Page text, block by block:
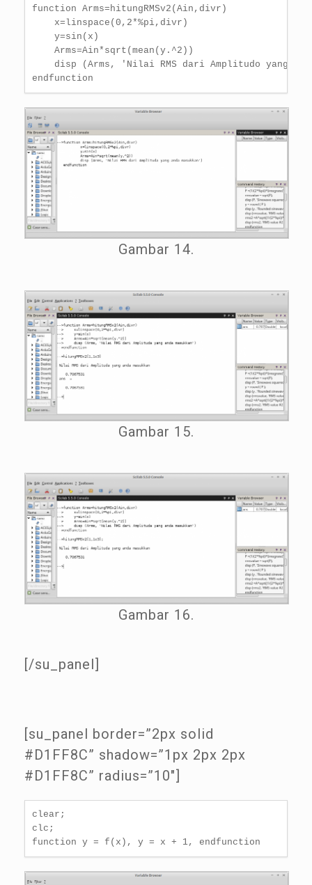
function Arms=hitungRMSv2(Ain,divr)
    x=linspace(0,2*%pi,divr)
    y=sin(x)
    Arms=Ain*sqrt(mean(y.^2))
disp (Arms, 'Nilai RMS dari Amplitudo yang
endfunction
Gambar 14.
Gambar 15.
Gambar 16.
[/su_panel]
[su_panel border=”2px solid
#D1FF8C” shadow=”1px 2px 2px
#D1FF8C” radius=”10″]
clear;
clc;